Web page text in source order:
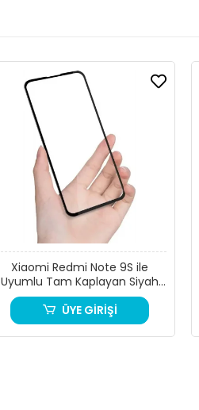
Xiaomi Redmi Note 9S ile
Uyumlu Tam Kaplayan Siyah
Fiber Nano Ekran Koruyucu
ÜYE GİRİŞİ